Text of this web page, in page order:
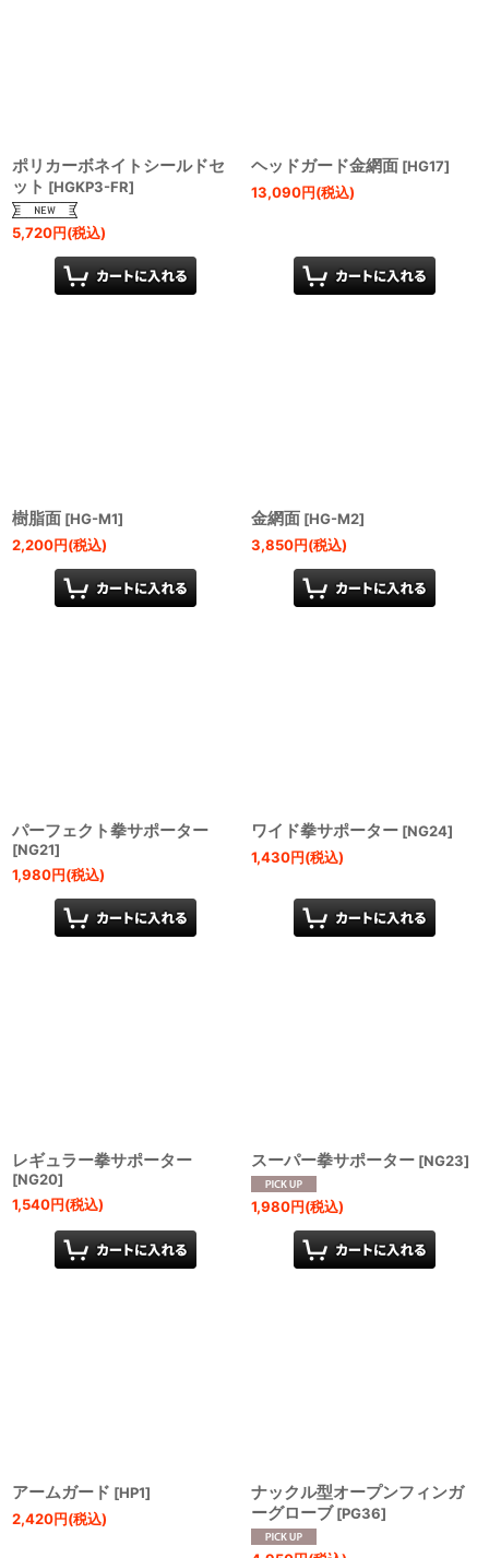
ポリカーボネイトシールドセ
ット [HGKP3-FR]
5,720円(税込)
ヘッドガード金網面 [HG17]
13,090円(税込)
樹脂面 [HG-M1]
2,200円(税込)
金網面 [HG-M2]
3,850円(税込)
パーフェクト拳サポーター
[NG21]
1,980円(税込)
ワイド拳サポーター [NG24]
1,430円(税込)
レギュラー拳サポーター
[NG20]
1,540円(税込)
スーパー拳サポーター [NG23]
1,980円(税込)
アームガード [HP1]
2,420円(税込)
ナックル型オープンフィンガ
ーグローブ [PG36]